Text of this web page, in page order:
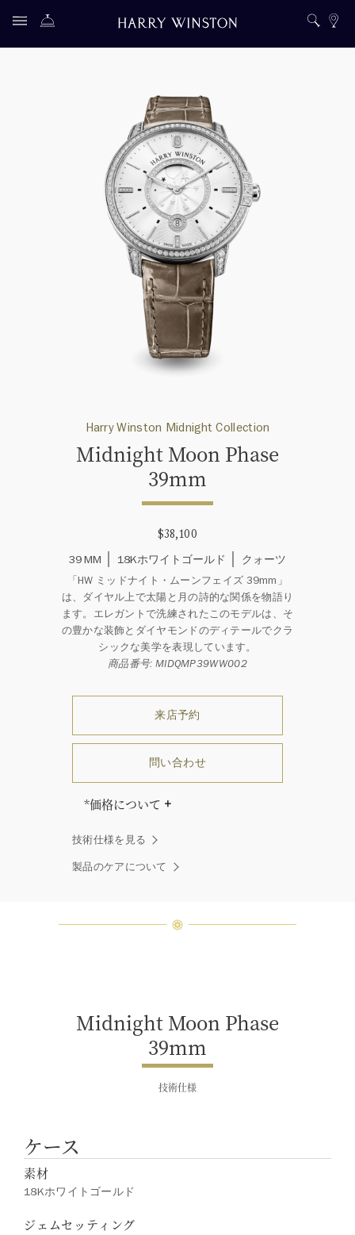
Harry Winston Midnight Collection
Midnight Moon Phase
39mm
$38,100
39 MM
18Kホワイトゴールド クォーツ
「HW ミッドナイト・ムーンフェイズ 39mm」
は、ダイヤル上で太陽と月の詩的な関係を物語り
ます。エレガントで洗練されたこのモデルは、そ
の豊かな装飾とダイヤモンドのディテールでクラ
シックな美学を表現しています。
商品番号: MIDQMP39WW002
来店予約
問い合わせ
*価格について
ありません」創始者ハリー・ウィン
ストンはそう語りました。ハリー・
ウィンストンによって厳選された最
の個性を有する天然の素材であるた
技術仕様を見る
製品のケアについて
Midnight Moon Phase
39mm
技術仕様
ケース
素材
18Kホワイトゴールド
ジェムセッティング